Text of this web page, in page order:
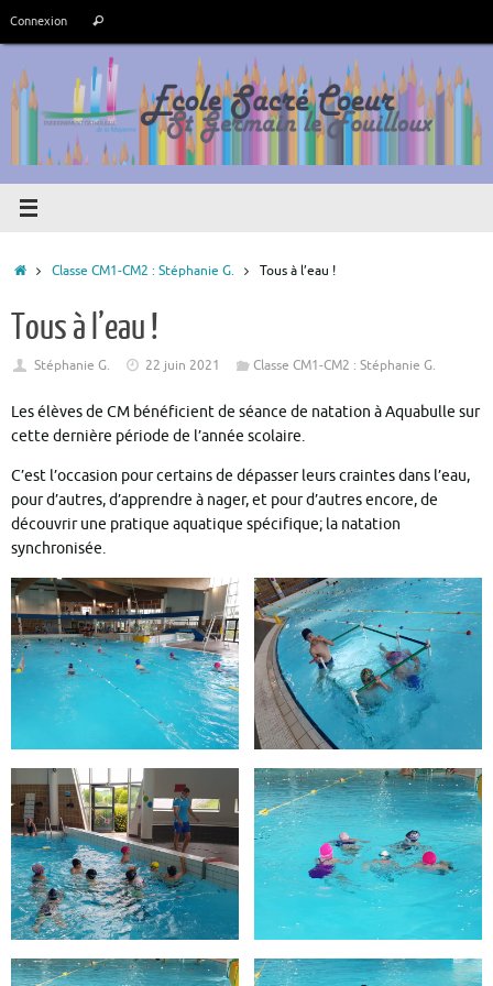
Connexion
:
Rechercher
Accueil
Classe CM1-CM2 : Stéphanie G. Tous à l’eau !
Tous à l’eau !
Stéphanie G. 22 juin 2021 Classe CM1-CM2 : Stéphanie G.
Les élèves de CM bénéficient de séance de natation à Aquabulle sur
cette dernière période de l’année scolaire.
C’est l’occasion pour certains de dépasser leurs craintes dans l’eau,
pour d’autres, d’apprendre à nager, et pour d’autres encore, de
découvrir une pratique aquatique spécifique; la natation
synchronisée.